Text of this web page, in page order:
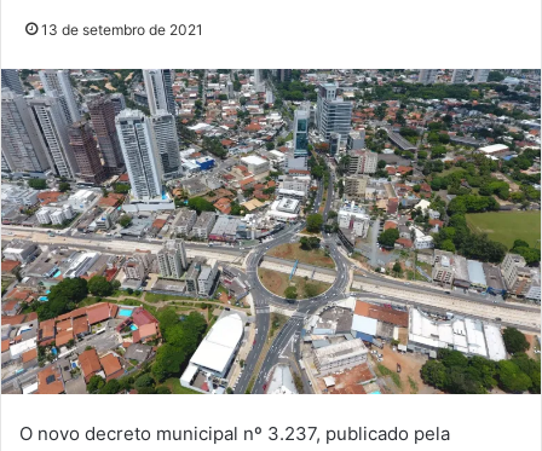
13 de setembro de 2021
O novo decreto municipal nº 3.237, publicado pela